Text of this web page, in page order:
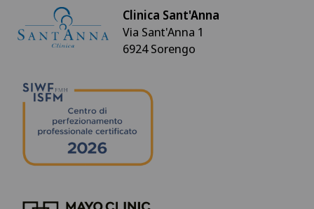
Clinica Sant'Anna
Via Sant'Anna 1
6924 Sorengo